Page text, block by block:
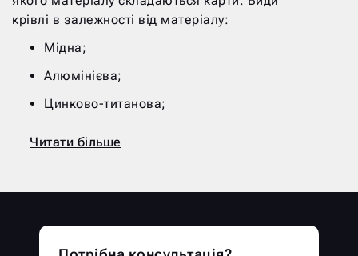
крівлі в залежності від матеріалу:
Мідна;
Алюмінієва;
Цинково-титанова;
оцинковану продукцію з полімерним
пізніше.
Крім різновиди матеріалу, фальцева покрівля
Читати більше